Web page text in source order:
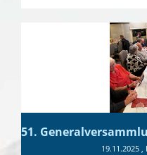
19.11.2025,